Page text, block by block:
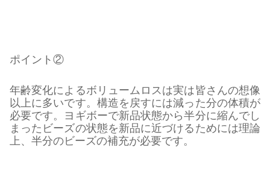
ポイント②
年齢変化によるボリュームロスは実は皆さんの想像
以上に多いです。構造を戻すには減った分の体積が
必要です。ヨギボーで新品状態から半分に縮んでし
まったビーズの状態を新品に近づけるためには理論
上、半分のビーズの補充が必要です。